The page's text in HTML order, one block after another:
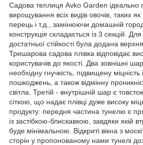
Садова теплиця Avko Garden ідеально
вирощування всіх видів овочів, таких як
перець і т.д., замінюючи домашній
конструкція складається із 3 секцій.
достатньої стійкості була додана
Тришарова садова плівка відповідає
користувачів до якості. Два зовнішні
необхідну гнучкість, підвищену міцність
пошкоджень, а також відмінну
світла. Третій - внутрішній шар є
сіткою, що надає плівці дуже високу
продукту: передня частина тунелю є
із застібкою-блискавкою, завдяки якій
буде мінімальною. Відкриті вікна з
сторін у пропонованому нами тунелі